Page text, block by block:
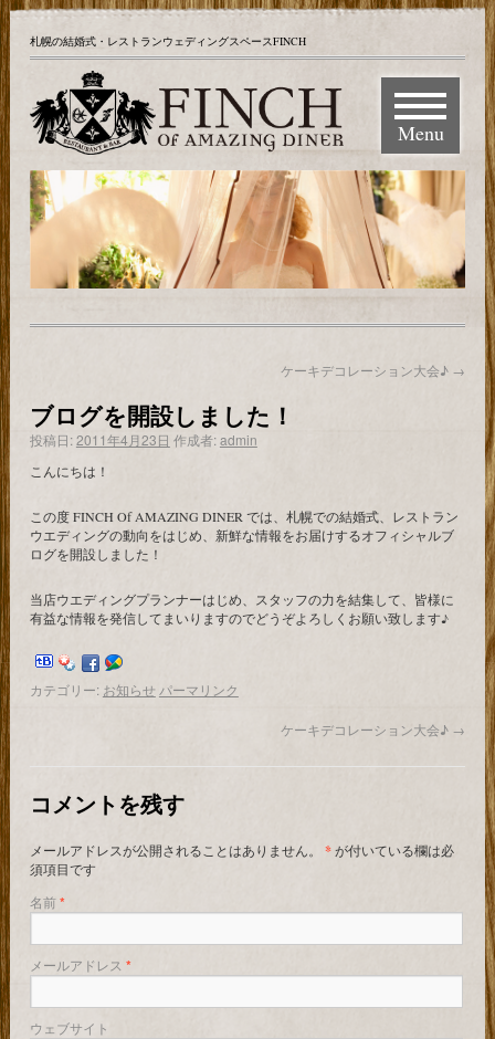
札幌の結婚式・レストランウェディングスペースFINCH
Menu
ケーキデコレーション大会♪ →
ブログを開設しました！
投稿日:2011年4月23日 作成者:admin
こんにちは！
この度 FINCH Of AMAZING DINER では、札幌での結婚式、レストラン
ウエディングの動向をはじめ、新鮮な情報をお届けするオフィシャルブ
ログを開設しました！
当店ウエディングプランナーはじめ、スタッフの力を結集して、皆様に
有益な情報を発信してまいりますのでどうぞよろしくお願い致します♪
カテゴリー: お知らせ パーマリンク
ケーキデコレーション大会♪ →
コメントを残す
メールアドレスが公開されることはありません。 *が付いている欄は必
須項目です
名前*
メールアドレス *
ウェブサイト